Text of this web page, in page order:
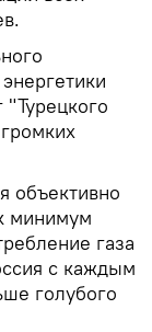
объективно
минимум
газа
с каждым
голубого